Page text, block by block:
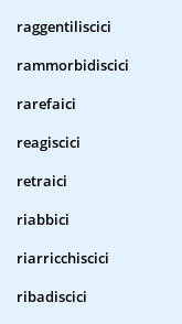
raggentiliscici
rammorbidiscici
rarefaici
reagiscici
retraici
riabbici
riarricchiscici
ribadiscici